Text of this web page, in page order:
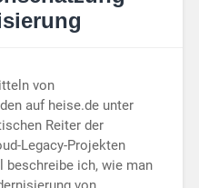
von
auf heise.de unter
Reiter der
Legacy-Projekten
ich, wie man